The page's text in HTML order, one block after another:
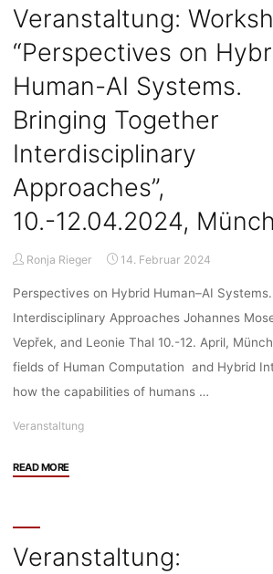
Verwaltungsdigitalisierung,
03.-05.04.2024,
Berlin"
Veranstaltung:
“Perspectives on
Human-AI Systems.
Bringing Together
Interdisciplinary
Approaches”,
10.-12.04.2024,
Ronja Rieger 14. Februar 2024
Perspectives on Hybrid Human–AI
Interdisciplinary Approaches Johannes
Vepřek, and Leonie Thal 10.-12. April,
fields of Human Computation and Hybrid
how the capabilities of humans …
Veranstaltung
READ MORE"Veranstaltung:
Hybrid
Human-
Veranstaltung: